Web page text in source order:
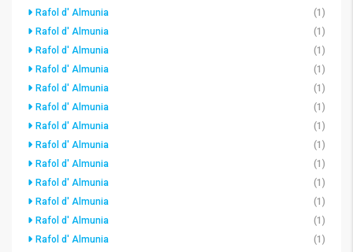
Rafol d' Almunia
(1)
Rafol d' Almunia
(1)
Rafol d' Almunia
(1)
Rafol d' Almunia
(1)
Rafol d' Almunia
(1)
Rafol d' Almunia
(1)
Rafol d' Almunia
(1)
Rafol d' Almunia
(1)
Rafol d' Almunia
(1)
Rafol d' Almunia
(1)
Rafol d' Almunia
(1)
Rafol d' Almunia
(1)
Rafol d' Almunia
(1)